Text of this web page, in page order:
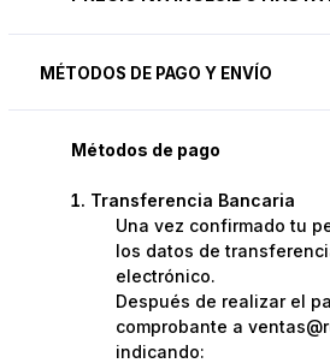
MÉTODOS DE PAGO Y ENVÍO
Métodos de pago
Transferencia Bancaria
Una vez confirmado tu
los datos de
electrónico.
Después de realizar el
comprobante a
indicando: